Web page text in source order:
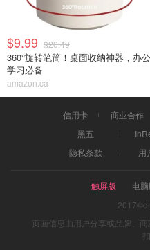
$9.99 $20.49
360°旋转笔筒！桌面收纳神器，办公
学习必备
amazon.ca
信用卡 商业合作
黑五
隐私条款
用
触屏版 电
页面信息由用户分享或品牌、